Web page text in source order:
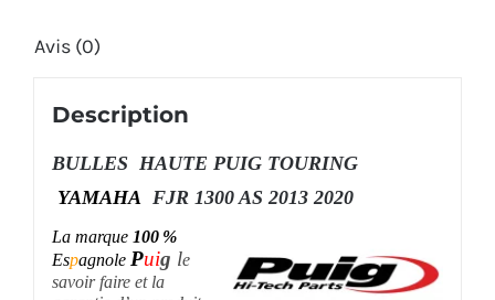
Avis (0)
Description
BULLES HAUTE PUIG TOURING
YAMAHA
FJR 1300 AS 2013 2020
La marque
100 %
Es
agnole Puigle
savoir faire et la
garantie d’un produit